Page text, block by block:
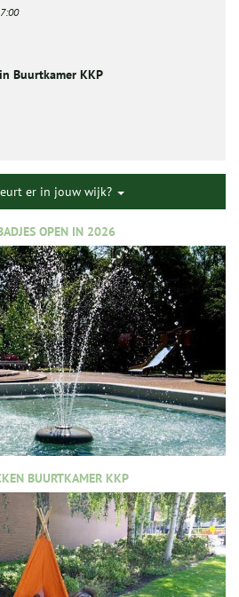
Buurtkamer KKP
er in jouw wijk?
OPEN IN 2026
BUURTKAMER KKP